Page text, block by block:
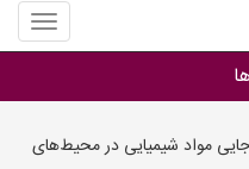
منوی
سایت
یاب
مواد شیمیایی در محیط‌های